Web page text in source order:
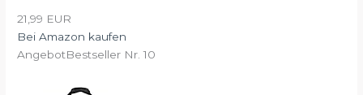
21,99 EUR
Bei Amazon kaufen
AngebotBestseller Nr. 10